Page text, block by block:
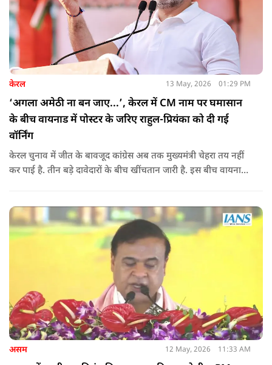
केरल 13 May, 2026 01:29 PM
‘अगला अमेठी ना बन जाए...’, केरल में CM नाम पर घमासान
के बीच वायनाड में पोस्टर के जरिए राहुल-प्रियंका को दी गई
वॉर्निंग
केरल चुनाव में जीत के बावजूद कांग्रेस अब तक मुख्यमंत्री चेहरा तय नहीं
कर पाई है. तीन बड़े दावेदारों के बीच खींचतान जारी है. इस बीच वायनाड
असम 12 May, 2026 11:33 AM